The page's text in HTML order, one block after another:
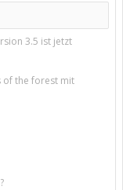
3.5 ist jetzt
of the forest mit